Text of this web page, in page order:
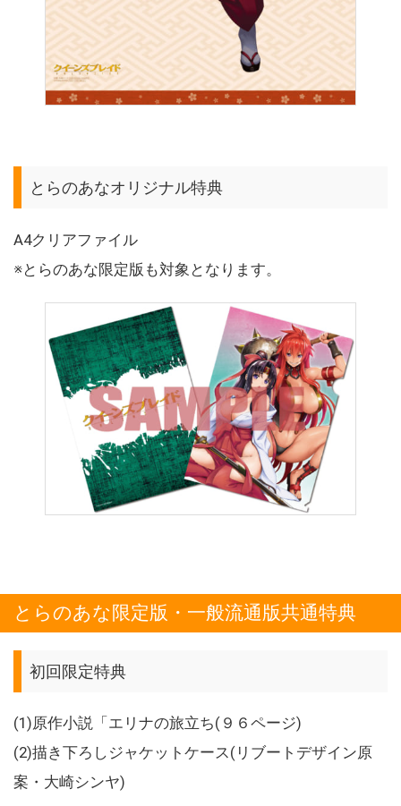
とらのあなオリジナル特典
A4クリアファイル
※とらのあな限定版も対象となります。
とらのあな限定版・一般流通版共通特典
初回限定特典
(1)原作小説「エリナの旅立ち(９６ページ)
(2)描き下ろしジャケットケース(リブートデザイン原
案・大崎シンヤ)